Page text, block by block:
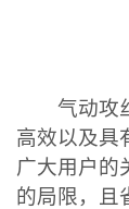
气动攻丝
高效以及具
广大用户的
的局限，且